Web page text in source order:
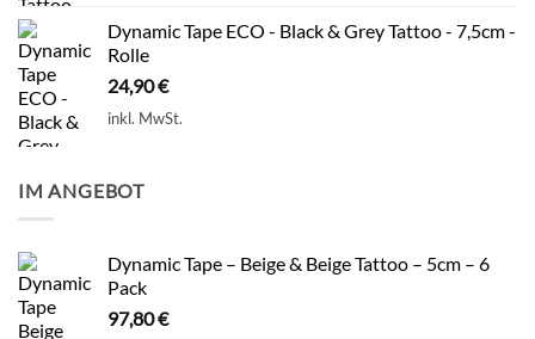
Dynamic Tape ECO - Black & Grey Tattoo - 7,5cm -
Rolle
24,90€
inkl. MwSt.
IM ANGEBOT
Dynamic Tape – Beige & Beige Tattoo – 5cm – 6
Pack
97,80€